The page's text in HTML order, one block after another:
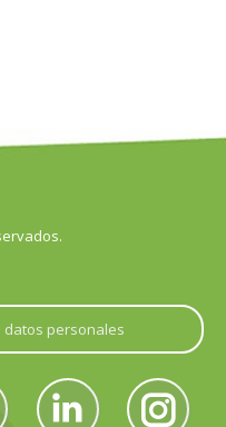
datos personales
en:
Linkedin Instagram